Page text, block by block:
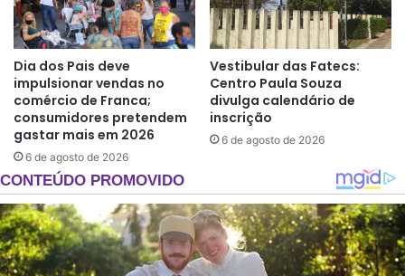
Dia dos Pais deve
impulsionar vendas no
comércio de Franca;
consumidores pretendem
gastar mais em 2026
6 de agosto de 2026
Vestibular das Fatecs:
Centro Paula Souza
divulga calendário de
inscrição
6 de agosto de 2026